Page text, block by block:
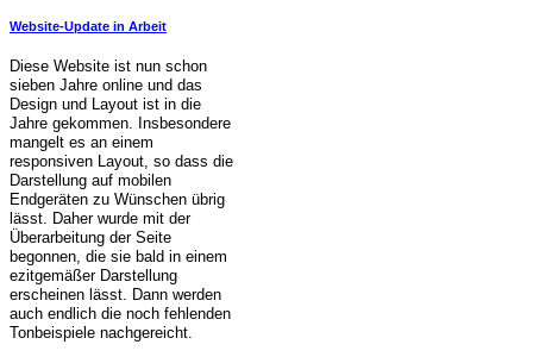
Website-Update in Arbeit
Diese Website ist nun schon
sieben Jahre online und das
Design und Layout ist in die
Jahre gekommen. Insbesondere
mangelt es an einem
responsiven Layout, so dass die
Darstellung auf mobilen
Endgeräten zu Wünschen übrig
lässt. Daher wurde mit der
Überarbeitung der Seite
begonnen, die sie bald in einem
ezitgemäßer Darstellung
erscheinen lässt. Dann werden
auch endlich die noch fehlenden
Tonbeispiele nachgereicht.